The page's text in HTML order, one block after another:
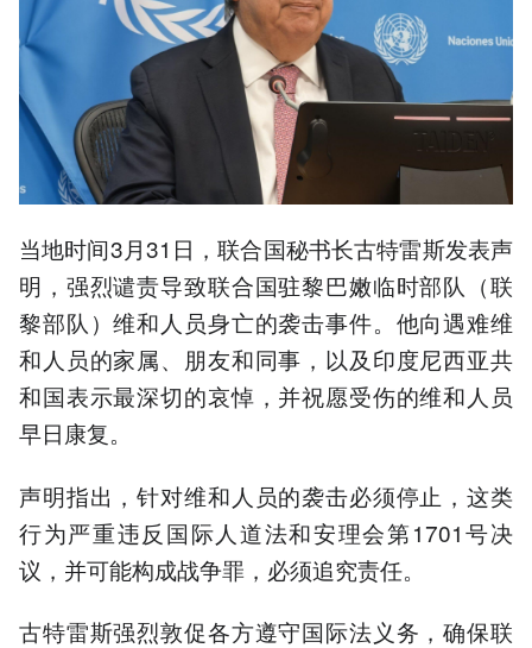
当地时间3月31日，联合国秘书长古特雷斯发表声
明，强烈谴责导致联合国驻黎巴嫩临时部队（联
黎部队）维和人员身亡的袭击事件。他向遇难维
和人员的家属、朋友和同事，以及印度尼西亚共
和国表示最深切的哀悼，并祝愿受伤的维和人员
早日康复。
声明指出，针对维和人员的袭击必须停止，这类
行为严重违反国际人道法和安理会第1701号决
议，并可能构成战争罪，必须追究责任。
古特雷斯强烈敦促各方遵守国际法义务，确保联